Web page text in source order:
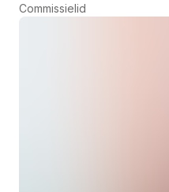
Commissielid